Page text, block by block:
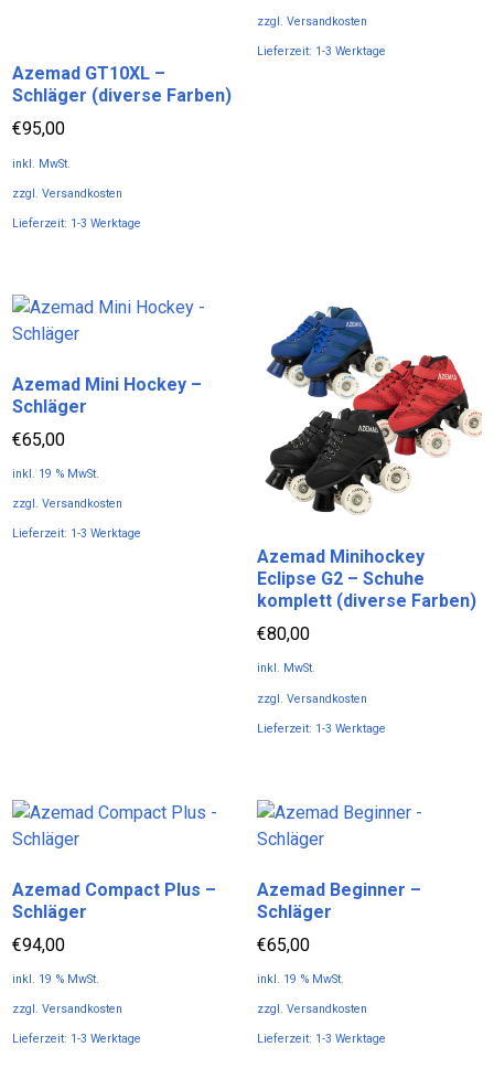
Azemad GT10XL –
Schläger (diverse Farben)
€95,00
inkl. MwSt.
zzgl.Versandkosten
Lieferzeit: 1-3 Werktage
weist
mehrere
auf.
Die
Optionen
können
Produktseite
zzgl. Versandkosten
Lieferzeit: 1-3 Werktage
Azemad Mini Hockey –
Schläger
€65,00
inkl. 19 % MwSt.
zzgl.Versandkosten
Lieferzeit: 1-3 Werktage
Azemad Minihockey
Eclipse G2 – Schuhe
komplett (diverse Farben)
€80,00
inkl. MwSt.
zzgl. Versandkosten
Lieferzeit: 1-3 Werktage
weist
mehrere
auf.
Die
Optionen
können
Produktseite
Azemad Compact Plus –
Schläger
€94,00
inkl. 19 % MwSt.
zzgl.Versandkosten
Lieferzeit: 1-3 Werktage
Azemad Beginner –
Schläger
€65,00
inkl. 19 % MwSt.
zzgl. Versandkosten
Lieferzeit: 1-3 Werktage